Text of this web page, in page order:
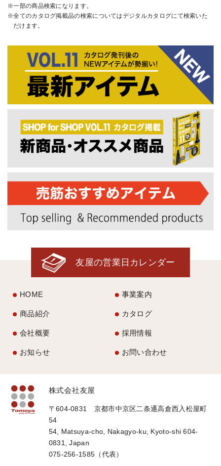
一部の商品検索になります。
全てのカタログ掲載品の検索についてはデジタルカタログにて検索いた
だけます。
友屋の営業日カレンダー
HOME 事業案内
商品紹介 カタログ
会社概要 採用情報
お知らせ お問い合わせ
株式会社友屋
〒604-0831 京都市中京区二条通高倉西入松屋町
54
54, Matsuya-cho, Nakagyo-ku, Kyoto-shi 604-
0831, Japan
075-256-1585（代表）